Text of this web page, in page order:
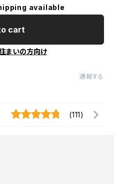
available
cart
まいの方向け
通報する
(111)